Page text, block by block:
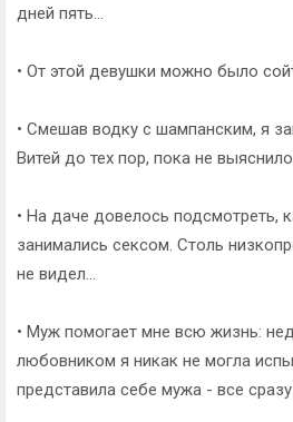
дней пять...
• От этой девушки можно было
• Смешав водку с шампанским, я
Витей до тех пор, пока не
• На даче довелось подсмотреть,
занимались сексом. Столь
не видел...
• Муж помогает мне всю жизнь:
любовником я никак не могла
представила себе мужа - все